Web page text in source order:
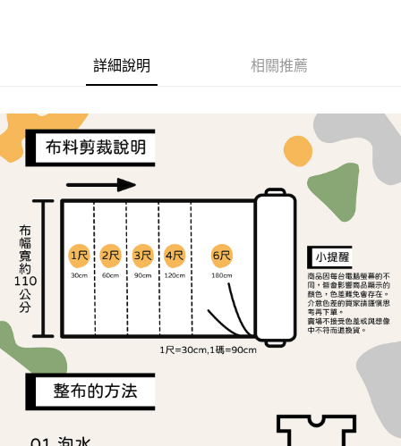
流程，驗證手機門號後，選擇欲分期的期數、繳款截止日，確認付款後即完
消。如遇「轉專審核」未通過狀況，表示未達大哥付你分期系統評分，恕無
法說明評估內容。
【繳款方式說明】
1.分期款項不併入電信帳單，「大哥付你分期」於每月結算日後寄送繳費提
2.透過簡訊連結打開帳單後，可選擇「超商條碼／台灣大直營門市／銀行轉
帳／街口支付／iPASS MONEY」等通路繳費。
【注意事項】
1.本服務係由「台灣大哥大股份有限公司」（以下簡稱本公司）所提供，讓
用戶於交易時，得透過本服務購買商品或服務，並由商店將買賣／分期付款
買賣價金債權讓與本公司後，依約使用本公司帳單繳交帳款。
2.基於同意付款使用「大哥付你分期」之契約關係目的，商店將以您的個人
資料（包含姓名、電話或地址）提供予台灣大哥大進項蒐集、處理及利用，
由本公司與您本人進行分期帳單所需資料之確認、核對及更正。
3.完整用戶服務條款，請詳閱以下連結：
【關於「AFTEE先享後付」】
AFTEE先享後付是「在收到商品之後才付款」的支付方式。 讓您購物簡單
１．簡單：不需註冊會員、不需綁卡、不需儲值。
２．便利：只要手機號碼，簡訊認證，即可結帳。
３．安心：先確認商品／服務後，再付款。
【「AFTEE先享後付」結帳流程】
１．於結帳方式選擇「AFTEE先享後付」後，將跳轉至「AFTEE先享後付」
結帳頁面，進行簡訊認證並確認金額後，即可完成結帳。
２．訂單成立數日內，您將收到繳費通知簡訊。
３．收到繳費通知簡訊後14天內，點擊此簡訊中的連結，可透過四大超商／
ATM／網路銀行／等多元方式進行付款，方視為交易完成。
※ 請注意：結帳手續完成當下不需立刻繳費，但若您需要取消訂單，請聯絡
購買商品的店家。未經商家同意取消之訂單仍視為有效，需透過AFTEE先享
後付繳納相關費用。
※ 交易是否成功請以「AFTEE先享後付 」之結帳頁面顯示為準，若有關於
是否繳費成功／繳費後需取消欲退款等相關疑問，請聯繫「AFTEE先享後付
客戶支援中心」
https://netprotections.freshdesk.com/support/home
【注意事項】
１．透過由恩沛科技股份有限公司提供之「AFTEE先享後付」服務完成之交
易，需依本服務之必要範圍內提供個人資料，並將交易相關給付款項請求債
權轉讓予恩沛科技股份有限公司。
全家取貨付款
每筆NT$65，滿NT$1,500(含以上)免運費
每筆NT$65，滿NT$1,500(含以上)免運費
宅配
每筆NT$150，滿NT$1,500(含以上)免運費
每筆NT$240
詳細說明 相關推薦